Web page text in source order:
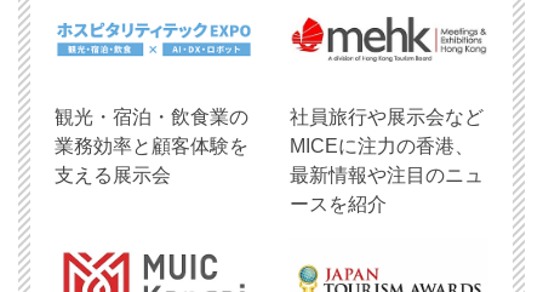
観光・宿泊・飲食業の
業務効率と顧客体験を
支える展示会
社員旅行や展示会など
MICEに注力の香港、
最新情報や注目のニュ
ースを紹介